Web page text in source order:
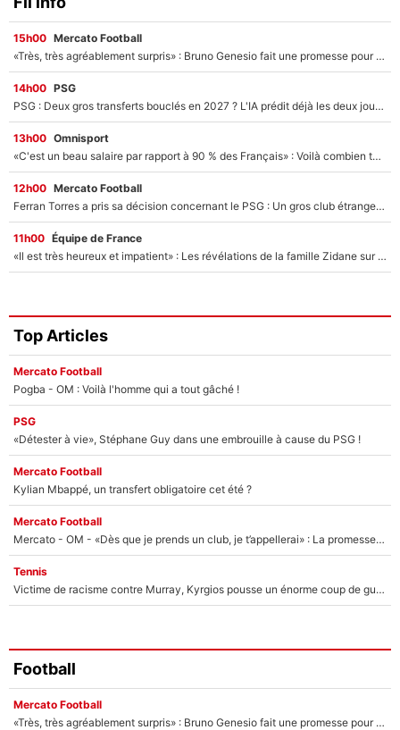
15h00 Mercato Football
«Très, très agréablement surpris» : Bruno Genesio fait une promesse pour la suite du mercato de l’OM et rassure les supporters
14h00 PSG
PSG : Deux gros transferts bouclés en 2027 ? L'IA prédit déjà les deux joueurs qui pourraient rejoindre Luis Enrique !
13h00 Omnisport
«C'est un beau salaire par rapport à 90 % des Français» : Voilà combien touchait Nelson Monfort sur France Télévisions avant de rejoindre CNews
12h00 Mercato Football
Ferran Torres a pris sa décision concernant le PSG : Un gros club étranger prêt à relancer le feuilleton pour la signature du champion du monde 2026 !
11h00 Équipe de France
«Il est très heureux et impatient» : Les révélations de la famille Zidane sur sa prise de pouvoir en équipe de France !
Top Articles
Mercato Football
Pogba - OM : Voilà l'homme qui a tout gâché !
PSG
«Détester à vie», Stéphane Guy dans une embrouille à cause du PSG !
Mercato Football
Kylian Mbappé, un transfert obligatoire cet été ?
Mercato Football
Mercato - OM - «Dès que je prends un club, je t’appellerai» : La promesse de Marcelino au moment de claquer la porte
Tennis
Victime de racisme contre Murray, Kyrgios pousse un énorme coup de gueule !
Football
Mercato Football
«Très, très agréablement surpris» : Bruno Genesio fait une promesse pour la suite du mercato de l’OM et rassure les supporters